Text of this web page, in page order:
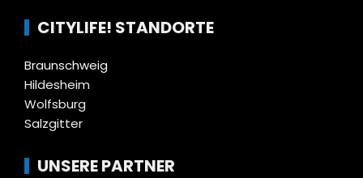
CITYLIFE! STANDORTE
Braunschweig
Hildesheim
Wolfsburg
Salzgitter
UNSERE PARTNER